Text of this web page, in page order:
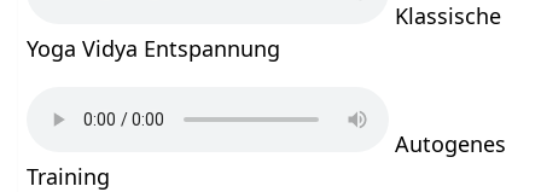
Klassische
Yoga Vidya Entspannung
Autogenes
Training